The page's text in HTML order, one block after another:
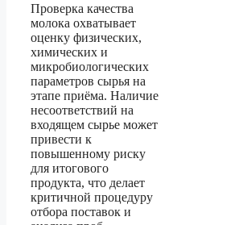
Проверка качества
молока охватывает
оценку физических,
химических и
микробиологических
параметров сырья на
этапе приёма. Наличие
несоответствий на
входящем сырье может
привести к
повышенному риску
для итогового
продукта, что делает
критичной процедуру
отбора поставок и